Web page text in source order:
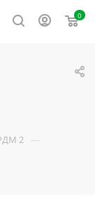
0
2 —